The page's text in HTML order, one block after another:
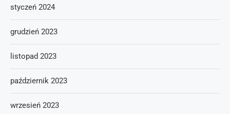
styczeń 2024
grudzień 2023
listopad 2023
październik 2023
wrzesień 2023